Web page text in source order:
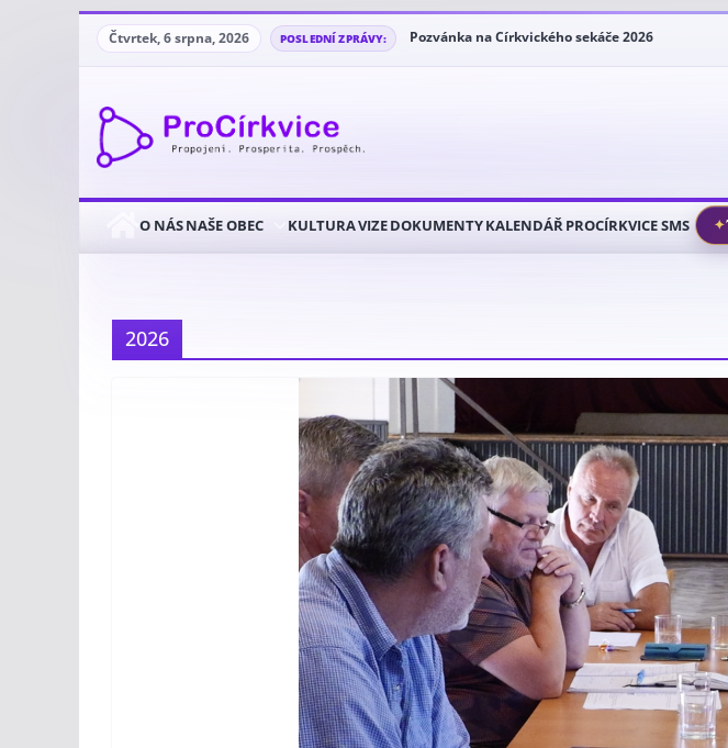
Přeskočit
Čtvrtek, 6 srpna, 2026 POSLEDNÍ ZPRÁVY:
Pozvánka na Církvického sekáče 2026
O NÁSNAŠE OBEC KULTURAVIZEDOKUMENTYKALENDÁŘPROCÍRKVICE SMS ✦
2026